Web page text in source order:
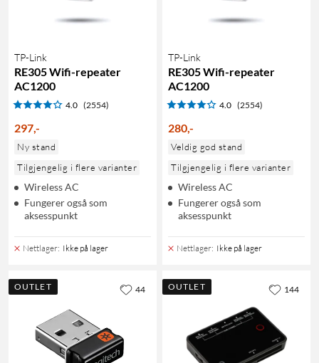
TP-Link
RE305 Wifi-repeater
AC1200
4.0 (2554)
297,-
Ny stand
Tilgjengelig i flere varianter
Wireless AC
Fungerer også som
aksesspunkt
Nettlager: Ikke på lager
TP-Link
RE305 Wifi-repeater
AC1200
4.0 (2554)
280,-
Veldig god stand
Tilgjengelig i flere varianter
Wireless AC
Fungerer også som
aksesspunkt
Nettlager: Ikke på lager
OUTLET 44 OUTLET 144